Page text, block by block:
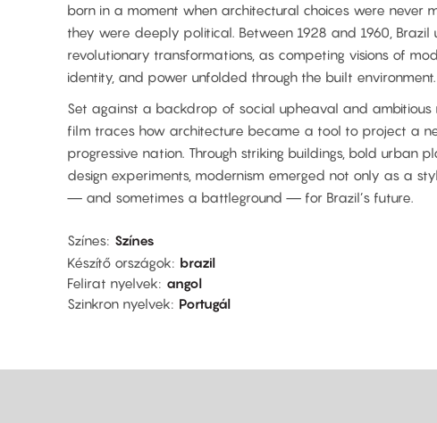
born in a moment when architectural choices were never
they were deeply political. Between 1928 and 1960, Brazil
revolutionary transformations, as competing visions of
identity, and power unfolded through the built environment.
Set against a backdrop of social upheaval and ambitious
film traces how architecture became a tool to project a
progressive nation. Through striking buildings, bold urban
design experiments, modernism emerged not only as a
— and sometimes a battleground — for Brazil’s future.
Színes Színes
Készítő országok
brazil
Felirat nyelvek
angol
Szinkron nyelvek
Portugál